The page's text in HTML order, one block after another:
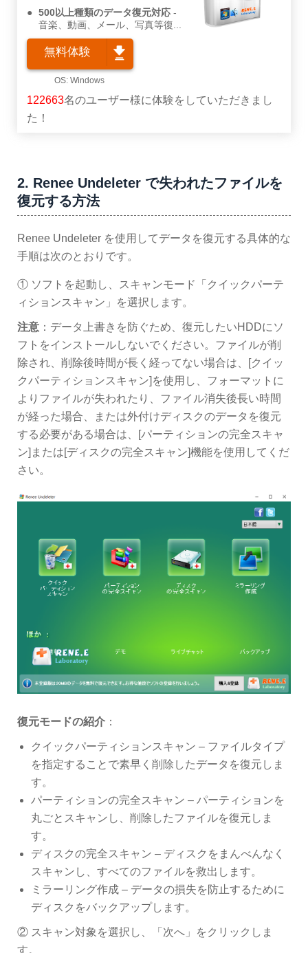
500以上種類のデータ復元対応
音楽、動画、メール、写真等復...
無料体験
122663名のユーザー様に体験をしていただきまし
た！
2. Renee Undeleter で失われたファイルを
復元する方法
Renee Undeleter を使用してデータを復元する具体的な
手順は次のとおりです。
① ソフトを起動し、スキャンモード「クイックパーテ
ィションスキャン」を選択します。
注意 ：データ上書きを防ぐため、復元したいHDDにソ
フトをインストールしないでください。ファイルが削
除され、削除後時間が長く経ってない場合は、[クイッ
クパーティションスキャン]を使用し、フォーマットに
よりファイルが失われたり、ファイル消失後長い時間
が経った場合、または外付けディスクのデータを復元
する必要がある場合は、[パーティションの完全スキャ
ン]または[ディスクの完全スキャン]機能を使用してくだ
さい。
復元モードの紹介 ：
クイックパーティションスキャン – ファイルタイプ
を指定することで素早く削除したデータを復元しま
す。
パーティションの完全スキャン – パーティションを
丸ごとスキャンし、削除したファイルを復元しま
す。
ディスクの完全スキャン – ディスクをまんべんなく
スキャンし、すべてのファイルを救出します。
ミラーリング作成 – データの損失を防止するために
ディスクをバックアップします。
② スキャン対象を選択し、「次へ」をクリックしま
す。